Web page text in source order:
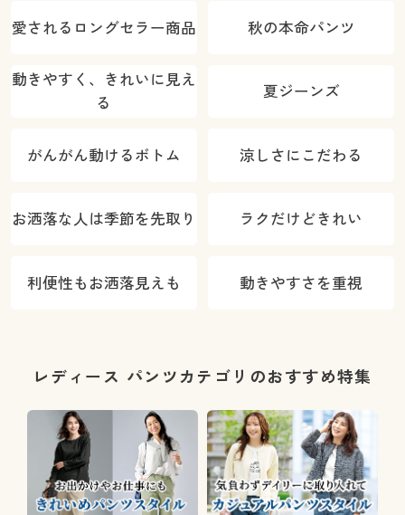
愛されるロングセラー商品 秋の本命パンツ
動きやすく、きれいに見え
る
夏ジーンズ
がんがん動けるボトム 涼しさにこだわる
お洒落な人は季節を先取り ラクだけどきれい
利便性もお洒落見えも 動きやすさを重視
レディース パンツカテゴリのおすすめ特集